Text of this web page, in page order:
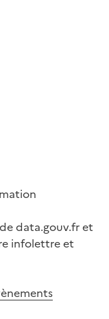
data.gouv.fr et
infolettre et